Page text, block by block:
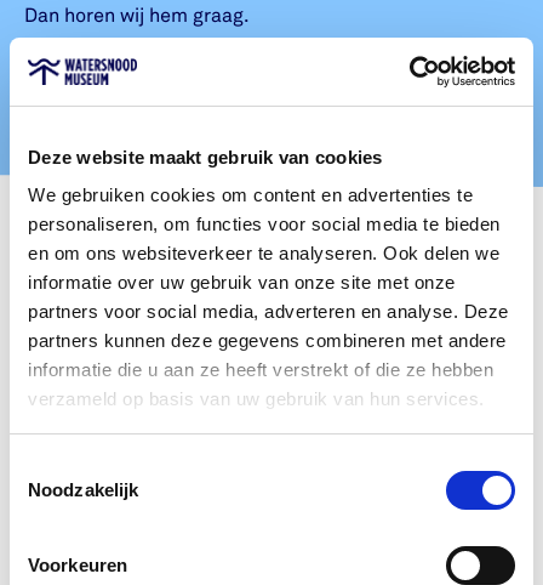
Deze website maakt gebruik van cookies
We gebruiken cookies om content en advertenties te
personaliseren, om functies voor social media te bieden
en om ons websiteverkeer te analyseren. Ook delen we
informatie over uw gebruik van onze site met onze
partners voor social media, adverteren en analyse. Deze
partners kunnen deze gegevens combineren met andere
informatie die u aan ze heeft verstrekt of die ze hebben
verzameld op basis van uw gebruik van hun services.
Noodzakelijk
Voorkeuren
Dan horen wij hem graag.
Deel je verhaal met ons
Deel je verhaal met ons
Eenmalige donatie
Je kan het Watersnoodmuseum ook helpen door 1 keer
geld naar ons over te maken. Met dit geld ondersteun
je ons in het vertellen van oude en nieuwe verhalen
over de Ramp en water. Je bepaalt zelf het bedrag.
Watersnoodmuseum met